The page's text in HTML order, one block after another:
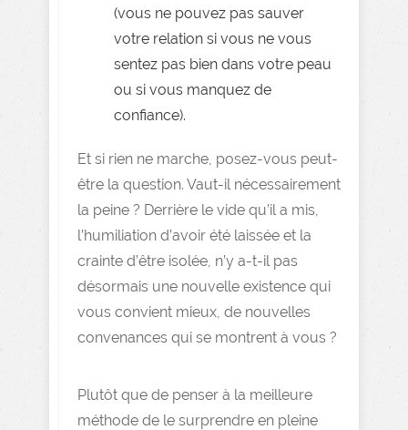
(vous ne pouvez pas sauver
votre relation si vous ne vous
sentez pas bien dans votre peau
ou si vous manquez de
confiance).
Et si rien ne marche, posez-vous peut-
être la question. Vaut-il nécessairement
la peine ? Derrière le vide qu’il a mis,
l’humiliation d’avoir été laissée et la
crainte d’être isolée, n’y a-t-il pas
désormais une nouvelle existence qui
vous convient mieux, de nouvelles
convenances qui se montrent à vous ?
Plutôt que de penser à la meilleure
méthode de le surprendre en pleine